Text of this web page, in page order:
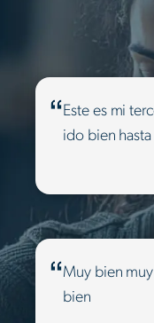
Este es mi
ido bien
Muy bien
bien